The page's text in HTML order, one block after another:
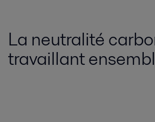
La neutralité
travaillant